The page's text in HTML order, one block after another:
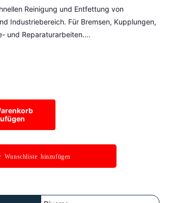
Reinigung und Entfettung von
Industriebereich. Für Bremsen, Kupplungen,
und Reparaturarbeiten....
Wunschliste hinzufügen